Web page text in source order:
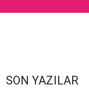
SON YAZILAR